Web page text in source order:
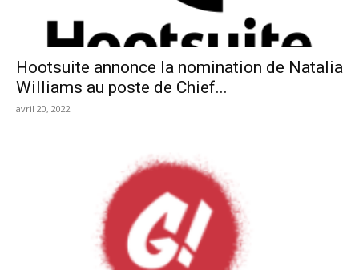
Hootsuite annonce la nomination de Natalia
Williams au poste de Chief...
avril 20, 2022